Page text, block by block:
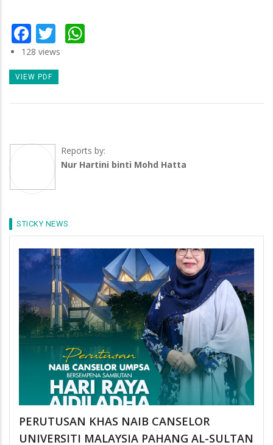
Facebook
Twitter
128 views
VIEW PDF
Reports by:
Nur Hartini binti Mohd Hatta
STICKY NEWS
PERUTUSAN KHAS NAIB CANSELOR
UNIVERSITI MALAYSIA PAHANG AL-SULTAN